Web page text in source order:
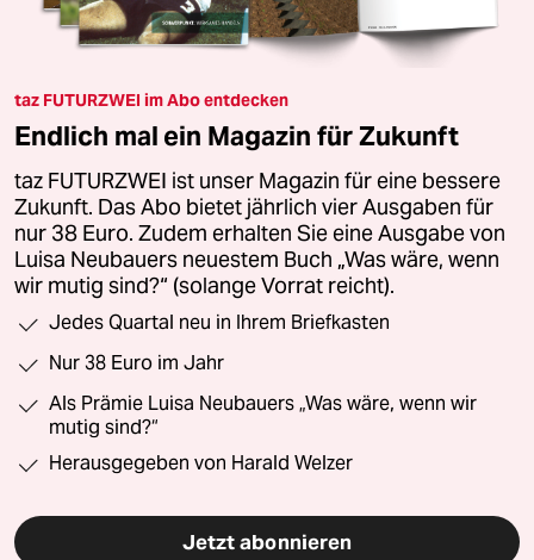
taz FUTURZWEI im Abo entdecken
Endlich mal ein Magazin für Zukunft
taz FUTURZWEI ist unser Magazin für eine bessere
Zukunft. Das Abo bietet jährlich vier Ausgaben für
nur 38 Euro. Zudem erhalten Sie eine Ausgabe von
Luisa Neubauers neuestem Buch „Was wäre, wenn
wir mutig sind?“ (solange Vorrat reicht).
Jedes Quartal neu in Ihrem Briefkasten
Nur 38 Euro im Jahr
Als Prämie Luisa Neubauers „Was wäre, wenn wir
mutig sind?“
Herausgegeben von Harald Welzer
Jetzt abonnieren